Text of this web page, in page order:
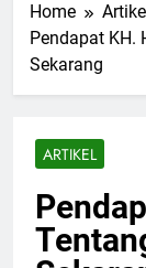
Home
Artikel
Pendapat KH.
Sekarang
ARTIKEL